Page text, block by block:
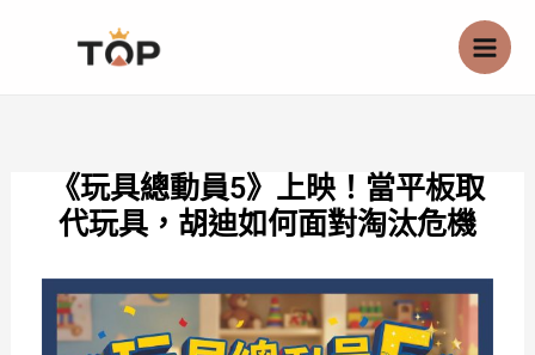
《玩具總動員5》上映！當平板取
代玩具，胡迪如何面對淘汰危機